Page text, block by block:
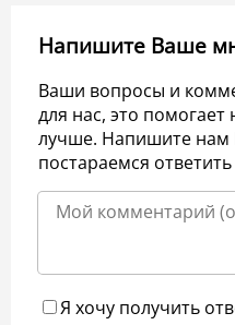
Напишите Ваше
Ваши вопросы и
для нас, это помогает
лучше. Напишите
постараемся
Я хочу получить